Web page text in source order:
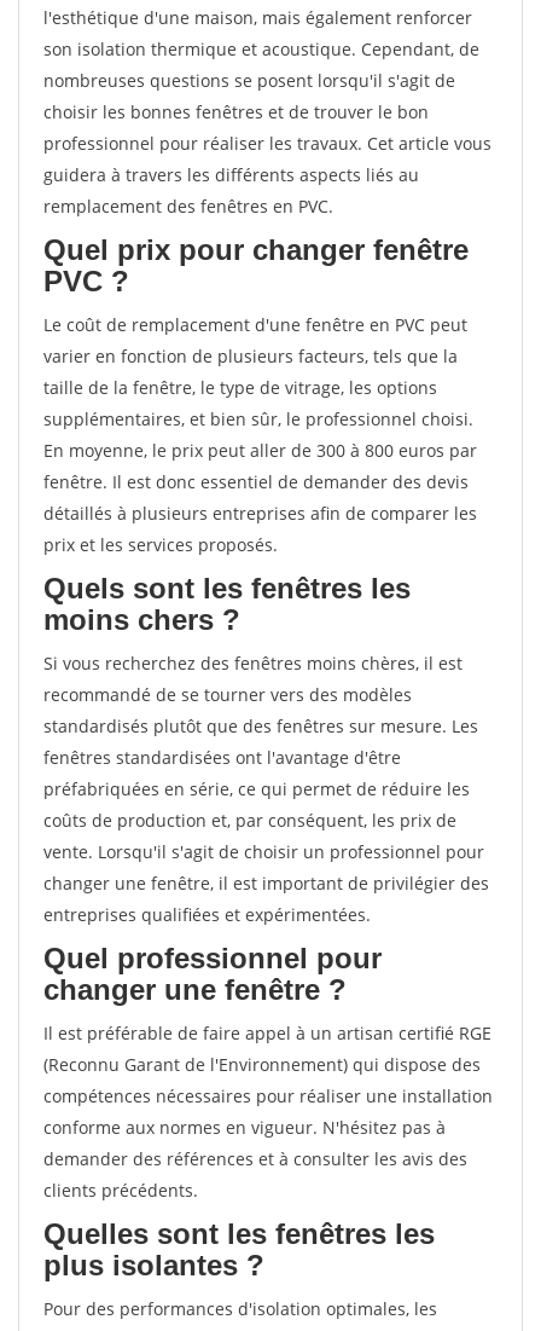
l'esthétique d'une maison, mais également renforcer
son isolation thermique et acoustique. Cependant, de
nombreuses questions se posent lorsqu'il s'agit de
choisir les bonnes fenêtres et de trouver le bon
professionnel pour réaliser les travaux. Cet article vous
guidera à travers les différents aspects liés au
remplacement des fenêtres en PVC.
Quel prix pour changer fenêtre
PVC ?
Le coût de remplacement d'une fenêtre en PVC peut
varier en fonction de plusieurs facteurs, tels que la
taille de la fenêtre, le type de vitrage, les options
supplémentaires, et bien sûr, le professionnel choisi.
En moyenne, le prix peut aller de 300 à 800 euros par
fenêtre. Il est donc essentiel de demander des devis
détaillés à plusieurs entreprises afin de comparer les
prix et les services proposés.
Quels sont les fenêtres les
moins chers ?
Si vous recherchez des fenêtres moins chères, il est
recommandé de se tourner vers des modèles
standardisés plutôt que des fenêtres sur mesure. Les
fenêtres standardisées ont l'avantage d'être
préfabriquées en série, ce qui permet de réduire les
coûts de production et, par conséquent, les prix de
vente. Lorsqu'il s'agit de choisir un professionnel pour
changer une fenêtre, il est important de privilégier des
entreprises qualifiées et expérimentées.
Quel professionnel pour
changer une fenêtre ?
Il est préférable de faire appel à un artisan certifié RGE
(Reconnu Garant de l'Environnement) qui dispose des
compétences nécessaires pour réaliser une installation
conforme aux normes en vigueur. N'hésitez pas à
demander des références et à consulter les avis des
clients précédents.
Quelles sont les fenêtres les
plus isolantes ?
Pour des performances d'isolation optimales, les